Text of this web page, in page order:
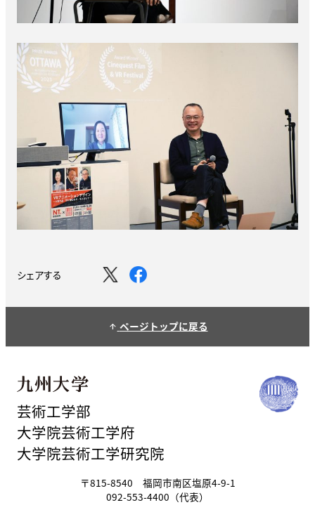
シェアする
arrow_upward ページトップに戻る
芸術工学部
大学院芸術工学府
大学院芸術工学研究院
〒815-8540 福岡市南区塩原4-9-1
092-553-4400（代表）